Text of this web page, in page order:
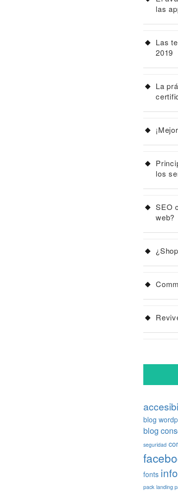
las
Las
2019
La
los
SEO
web?
blog
blog
seguridad
fonts
pack landing